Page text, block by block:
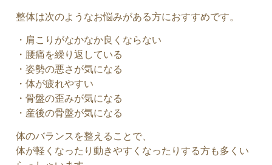
整体は次のようなお悩みがある方におすすめです。
・肩こりがなかなか良くならない
・腰痛を繰り返している
・姿勢の悪さが気になる
・体が疲れやすい
・骨盤の歪みが気になる
・産後の骨盤が気になる
体のバランスを整えることで、
体が軽くなったり動きやすくなったりする方も多くい